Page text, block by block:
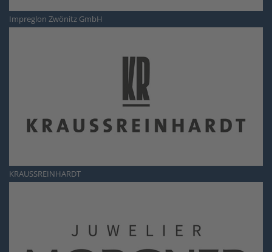
Impreglon Zwönitz GmbH
KRAUSSREINHARDT